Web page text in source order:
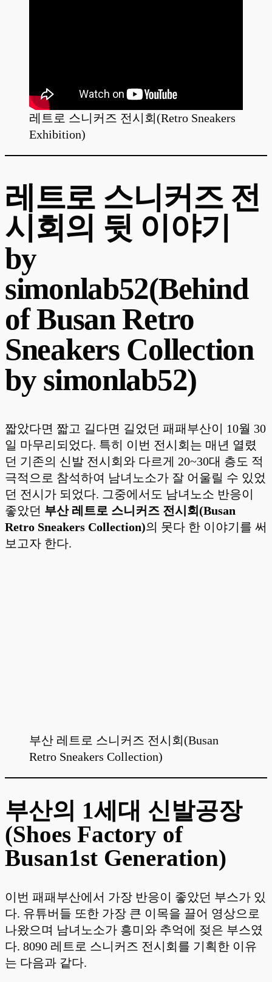
레트로 스니커즈 전시회(Retro Sneakers
Exhibition)
레트로 스니커즈 전
시회의 뒷 이야기
by
simonlab52(Behind
of Busan Retro
Sneakers Collection
by simonlab52)
짧았다면 짧고 길다면 길었던 패패부산이 10월 30
일 마무리되었다. 특히 이번 전시회는 매년 열렸
던 기존의 신발 전시회와 다르게 20~30대 층도 적
극적으로 참석하여 남녀노소가 잘 어울릴 수 있었
던 전시가 되었다. 그중에서도 남녀노소 반응이
좋았던 부산 레트로 스니커즈 전시회(Busan
Retro Sneakers Collection)의 못다 한 이야기를 써
보고자 한다.
부산 레트로 스니커즈 전시회(Busan
Retro Sneakers Collection)
부산의 1세대 신발공장
(Shoes Factory of
Busan1st Generation)
이번 패패부산에서 가장 반응이 좋았던 부스가 있
다. 유튜버들 또한 가장 큰 이목을 끌어 영상으로
나왔으며 남녀노소가 흥미와 추억에 젖은 부스였
다. 8090 레트로 스니커즈 전시회를 기획한 이유
는 다음과 같다.